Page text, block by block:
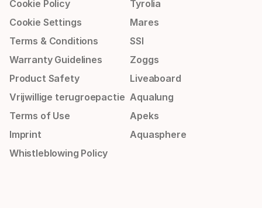
Cookie Policy
Cookie Settings
Terms & Conditions
Warranty Guidelines
Product Safety
Vrijwillige terugroepactie
Terms of Use
Imprint
Whistleblowing Policy
Tyrolia
Mares
SSI
Zoggs
Liveaboard
Aqualung
Apeks
Aquasphere